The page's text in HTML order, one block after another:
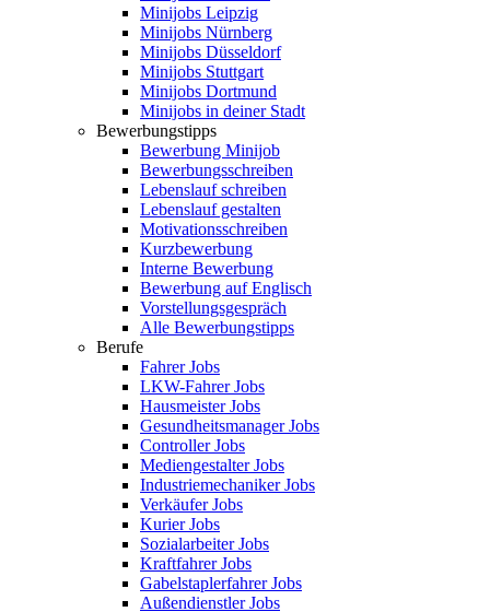
Minijobs Leipzig
Minijobs Nürnberg
Minijobs Düsseldorf
Minijobs Stuttgart
Minijobs Dortmund
Minijobs in deiner Stadt
Bewerbungstipps
Bewerbung Minijob
Bewerbungsschreiben
Lebenslauf schreiben
Lebenslauf gestalten
Motivationsschreiben
Kurzbewerbung
Interne Bewerbung
Bewerbung auf Englisch
Vorstellungsgespräch
Alle Bewerbungstipps
Berufe
Fahrer Jobs
LKW-Fahrer Jobs
Hausmeister Jobs
Gesundheitsmanager Jobs
Controller Jobs
Mediengestalter Jobs
Industriemechaniker Jobs
Verkäufer Jobs
Kurier Jobs
Sozialarbeiter Jobs
Kraftfahrer Jobs
Gabelstaplerfahrer Jobs
Außendienstler Jobs